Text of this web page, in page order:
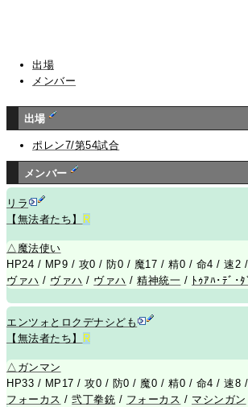
出場
メンバー
出場
ポレン7/第54試合
メンバー
リラ
【無法者たち】
R
△ 魔法使い
HP24 / MP9 / 攻0 / 防0 / 魔17 / 精0 / 命4 / 速2 /
ヴァハ / ヴァハ / ヴァハ /精神統一 / ﾄｩｱﾊ･ﾃﾞ･
エンツォとロクデナシども
【無法者たち】
R
△ ガンマン
HP33 / MP17 / 攻0 / 防0 / 魔0 / 精0 / 命4 / 速8 /
フォーカス /弐丁拳銃 / フォーカス / マシンガン